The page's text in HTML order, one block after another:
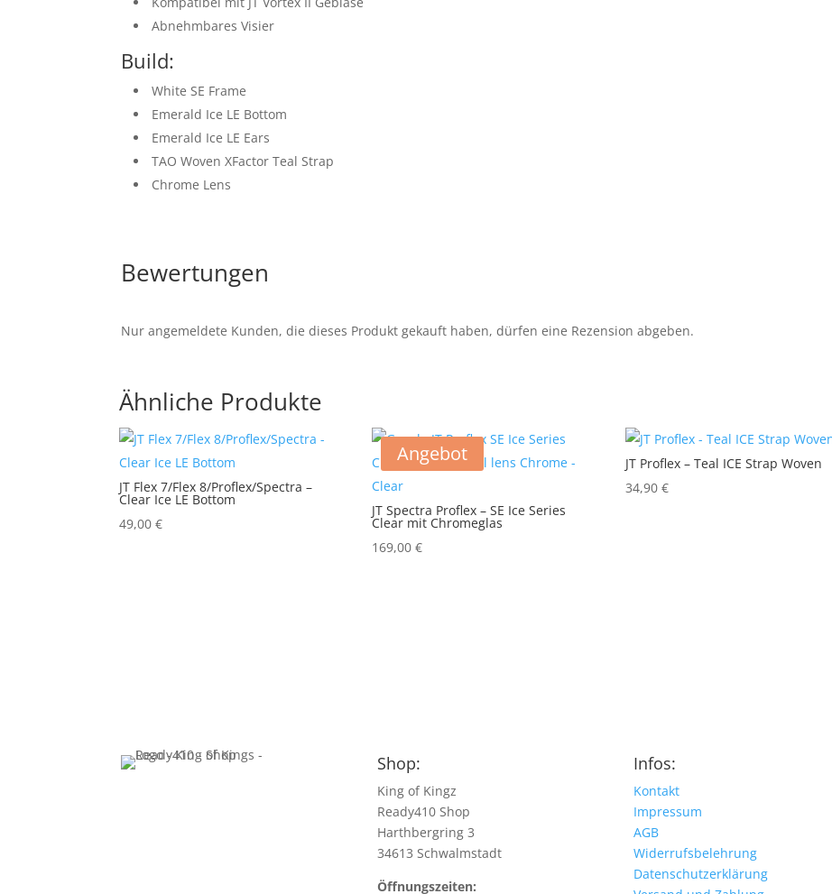
Abnehmbares Visier
Build:
White SE Frame
Emerald Ice LE Bottom
Emerald Ice LE Ears
TAO Woven XFactor Teal Strap
Chrome Lens
Bewertungen
Nur angemeldete Kunden, die dieses Produkt gekauft haben, dürfen eine Rezension abgeben.
Ähnliche Produkte
JT Flex 7/Flex 8/Proflex/Spectra –
Clear Ice LE Bottom
49,00 €
Angebot
JT Spectra Proflex – SE Ice Series
Clear mit Chromeglas
169,00€
JT Proflex – Teal ICE Strap Woven
34,90 €
Shop:
King of Kingz
Ready410 Shop
Harthbergring 3
34613 Schwalmstadt
Öffnungszeiten:
Infos:
Kontakt
Impressum
AGB
Widerrufsbelehrung
Datenschutzerklärung